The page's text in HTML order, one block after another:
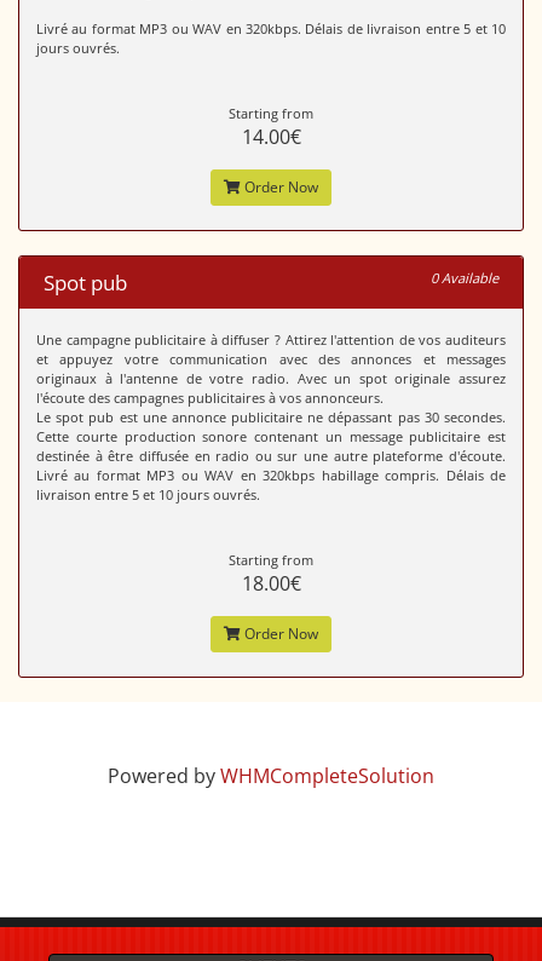
Livré au format MP3 ou WAV en 320kbps. Délais de livraison entre 5 et 10
jours ouvrés.
Starting from
14.00€
Order Now
Spot pub 0 Available
Une campagne publicitaire à diffuser ? Attirez l'attention de vos auditeurs
et appuyez votre communication avec des annonces et messages
originaux à l'antenne de votre radio. Avec un spot originale assurez
l'écoute des campagnes publicitaires à vos annonceurs.
Le spot pub est une annonce publicitaire ne dépassant pas 30 secondes.
Cette courte production sonore contenant un message publicitaire est
destinée à être diffusée en radio ou sur une autre plateforme d'écoute.
Livré au format MP3 ou WAV en 320kbps habillage compris. Délais de
livraison entre 5 et 10 jours ouvrés.
Starting from
18.00€
Order Now
Powered byWHMCompleteSolution